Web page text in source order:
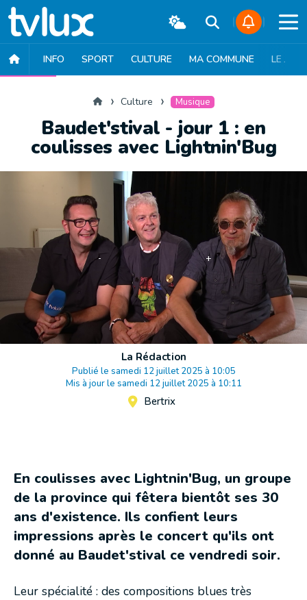
INFO SPORT CULTURE MA COMMUNE LE JT
AccueilCulture Musique
Baudet'stival - jour 1 : en
coulisses avec Lightnin'Bug
La Rédaction
Publié le samedi 12 juillet 2025 à 10:05
Mis à jour le samedi 12 juillet 2025 à 10:11
Bertrix
En coulisses avec Lightnin'Bug, un groupe
de la province qui fêtera bientôt ses 30
ans d'existence. Ils confient leurs
impressions après le concert qu'ils ont
donné au Baudet'stival ce vendredi soir.
Leur spécialité : des compositions blues très